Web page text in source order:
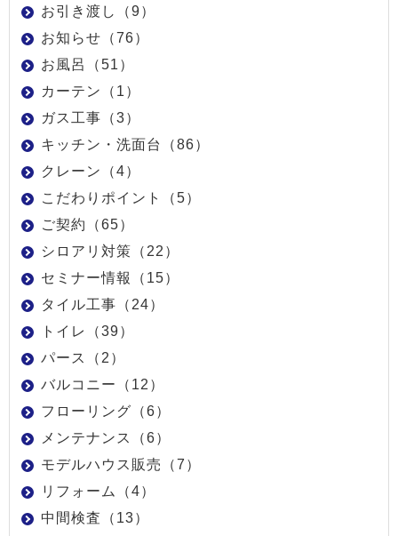
お引き渡し（9）
お知らせ（76）
お風呂（51）
カーテン（1）
ガス工事（3）
キッチン・洗面台（86）
クレーン（4）
こだわりポイント（5）
ご契約（65）
シロアリ対策（22）
セミナー情報（15）
タイル工事（24）
トイレ（39）
パース（2）
バルコニー（12）
フローリング（6）
メンテナンス（6）
モデルハウス販売（7）
リフォーム（4）
中間検査（13）